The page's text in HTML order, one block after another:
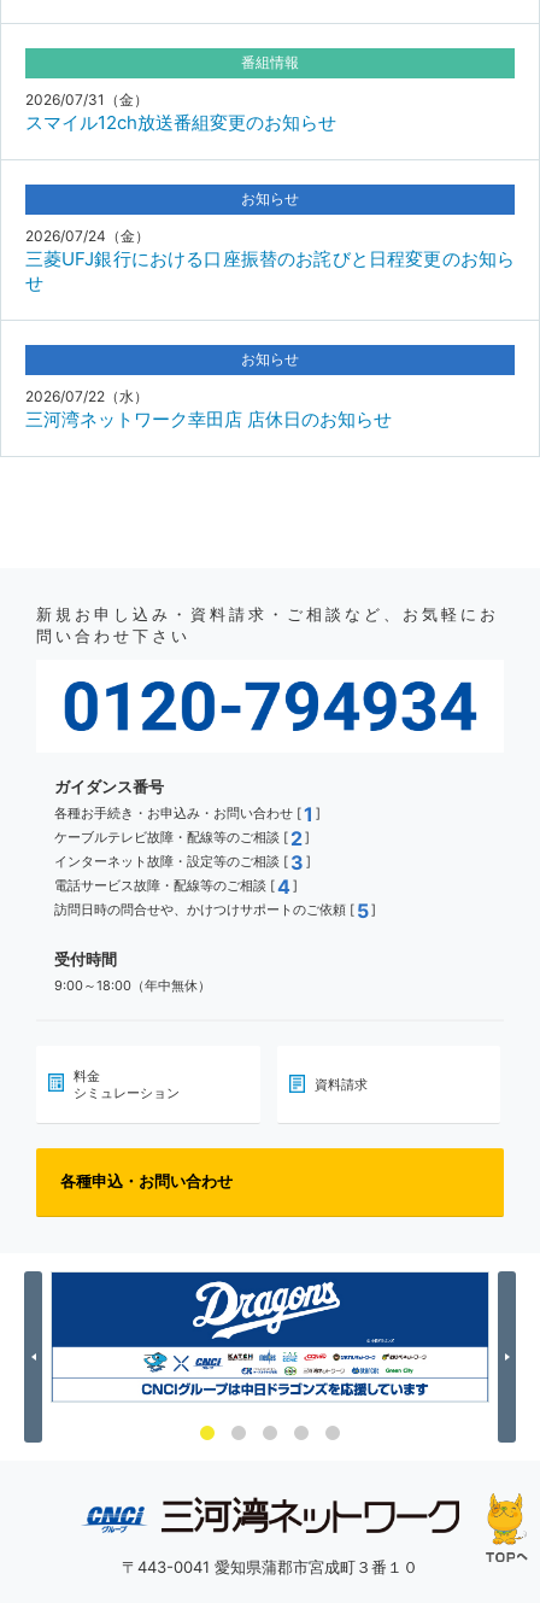
番組情報
2026/07/31（金）
スマイル12ch放送番組変更のお知らせ
お知らせ
2026/07/24（金）
三菱UFJ銀行における口座振替のお詫びと日程変更のお知ら
せ
お知らせ
2026/07/22（水）
三河湾ネットワーク幸田店 店休日のお知らせ
新規お申し込み・資料請求・ご相談など、お気軽にお
問い合わせ下さい
ガイダンス番号
各種お手続き・お申込み・お問い合わせ [1 ]
ケーブルテレビ故障・配線等のご相談 [ 2]
インターネット故障・設定等のご相談 [ 3 ]
電話サービス故障・配線等のご相談 [4]
訪問日時の問合せや、かけつけサポートのご依頼 [ 5]
受付時間
9:00～18:00（年中無休）
料金
シミュレーション
資料請求
各種申込・お問い合わせ
Previous Next
〒443-0041 愛知県蒲郡市宮成町３番１０